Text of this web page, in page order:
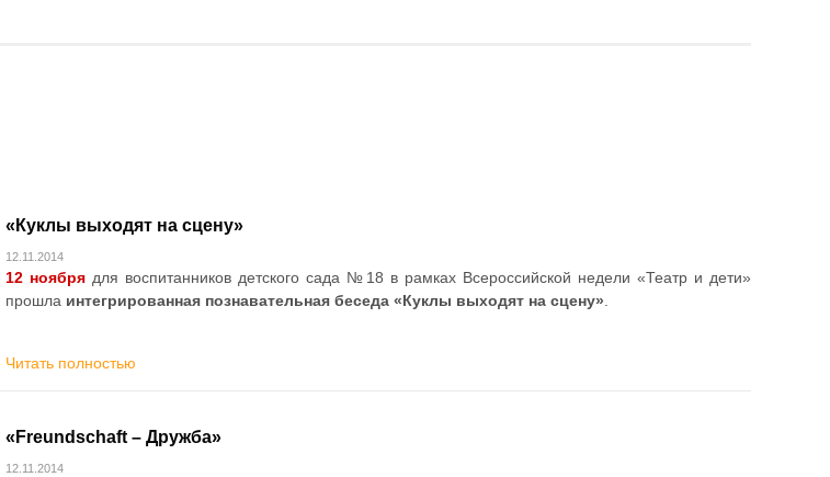
«Куклы выходят на сцену»
12.11.2014
12 ноября для воспитанников детского сада №18 в рамках Всероссийской недели «Театр и дети»
прошла интегрированная познавательная беседа «Куклы выходят на сцену»
Читать полностью
«Freundschaft – Дружба»
12.11.2014